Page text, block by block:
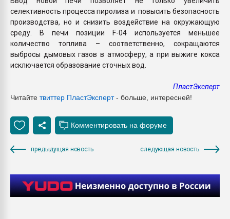
селективность процесса пиролиза и повысить безопасность
производства, но и снизить воздействие на окружающую
среду. В печи позиции F-04 используется меньшее
количество топлива – соответственно, сокращаются
выбросы дымовых газов в атмосферу, а при выжиге кокса
исключается образование сточных вод.
ПластЭксперт
Читайте твиттер ПластЭксперт- больше, интересней!
предыдущая новость следующая новость